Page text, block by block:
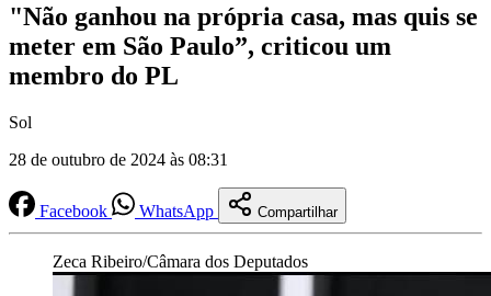
"Não ganhou na própria casa, mas quis se
meter em São Paulo”, criticou um
membro do PL
Sol
28 de outubro de 2024 às 08:31
Facebook WhatsApp Compartilhar
Zeca Ribeiro/Câmara dos Deputados